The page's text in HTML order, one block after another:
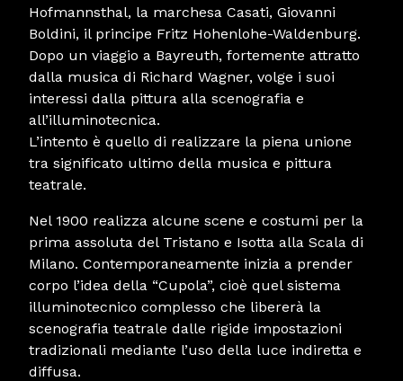
Hofmannsthal, la marchesa Casati, Giovanni
Boldini, il principe Fritz Hohenlohe-Waldenburg.
Dopo un viaggio a Bayreuth, fortemente attratto
dalla musica di Richard Wagner, volge i suoi
interessi dalla pittura alla scenografia e
all’illuminotecnica.
L’intento è quello di realizzare la piena unione
tra significato ultimo della musica e pittura
teatrale.
Nel 1900 realizza alcune scene e costumi per la
prima assoluta del Tristano e Isotta alla Scala di
Milano. Contemporaneamente inizia a prender
corpo l’idea della “Cupola”, cioè quel sistema
illuminotecnico complesso che libererà la
scenografia teatrale dalle rigide impostazioni
tradizionali mediante l’uso della luce indiretta e
diffusa.